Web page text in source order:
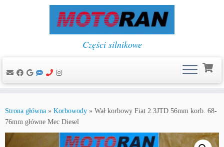
do
treści
Części silnikowe
Strona główna » Korbowody » Wał korbowy Fiat 2.3JTD 56mm korb. 68-
76mm główne Mec Diesel